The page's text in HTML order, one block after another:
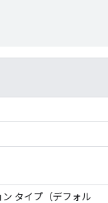
タイプ（デフォル